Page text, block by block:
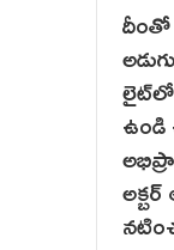
దీంతో
లైట్‌లో